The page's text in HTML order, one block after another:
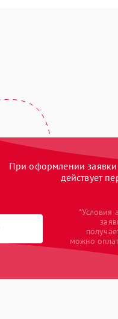
При оформлении заявки
действует
*Условия
можно